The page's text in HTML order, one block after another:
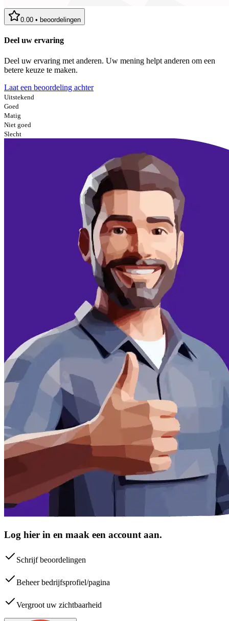
0.00 • beoordelingen
Deel uw ervaring
Deel uw ervaring met anderen. Uw mening helpt anderen om een
betere keuze te maken.
Laat een beoordeling achter
Uitstekend
Goed
Matig
Niet goed
Slecht
Log hier in en maak een account aan.
Schrijf beoordelingen
Beheer bedrijfsprofiel/pagina
Vergroot uw zichtbaarheid